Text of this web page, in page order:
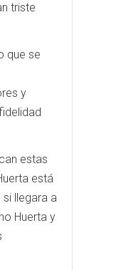
triste
que se
y
estas
está
llegara a
Huerta y